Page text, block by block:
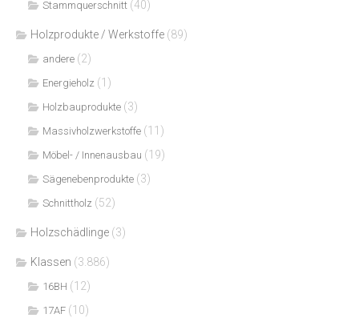
Stammquerschnitt (40)
Holzprodukte / Werkstoffe (89)
andere (2)
Energieholz (1)
Holzbauprodukte (3)
Massivholzwerkstoffe (11)
Möbel- / Innenausbau (19)
Sägenebenprodukte (3)
Schnittholz (52)
Holzschädlinge (3)
Klassen (3.886)
16BH (12)
17AF (10)